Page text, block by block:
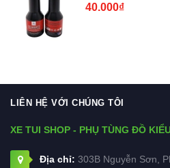
40.000₫
LIÊN HỆ VỚI CHÚNG TÔI
XE TUI SHOP - PHỤ TÙNG ĐỒ
Địa chỉ: 303B Nguyễn Sơn,